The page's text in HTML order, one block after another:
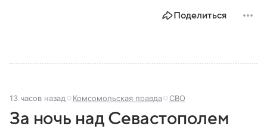
Поделиться
13 часов назад Комсомольская правда СВО
За ночь над Севастополем